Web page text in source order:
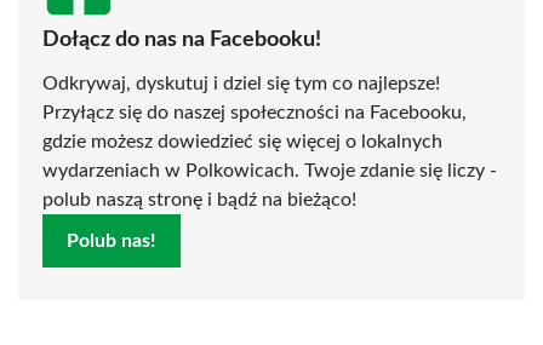
Dołącz do nas na Facebooku!
Odkrywaj, dyskutuj i dziel się tym co najlepsze!
Przyłącz się do naszej społeczności na Facebooku,
gdzie możesz dowiedzieć się więcej o lokalnych
wydarzeniach w Polkowicach. Twoje zdanie się liczy -
polub naszą stronę i bądź na bieżąco!
Polub nas!